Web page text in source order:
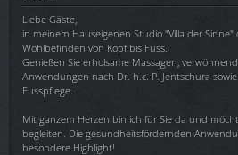
Liebe Gäste,
in meinem Hauseigenen Studio "Villa der
Wohlbefinden von Kopf bis Fuss.
Genießen Sie erholsame Massagen,
Anwendungen nach Dr. h.c. P. Jentschura
Fusspflege.
Mit ganzem Herzen bin ich für Sie da und
begleiten. Die gesundheitsfördernden
besondere Highlight!